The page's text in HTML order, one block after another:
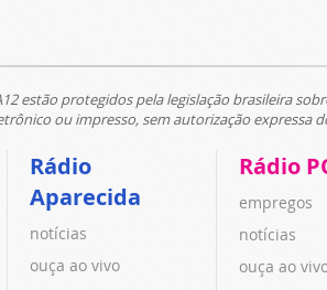
estão protegidos pela legislação brasileira
ou impresso, sem autorização expressa
Rádio
Aparecida
notícias
ouça ao vivo
Rádio
empregos
notícias
ouça ao